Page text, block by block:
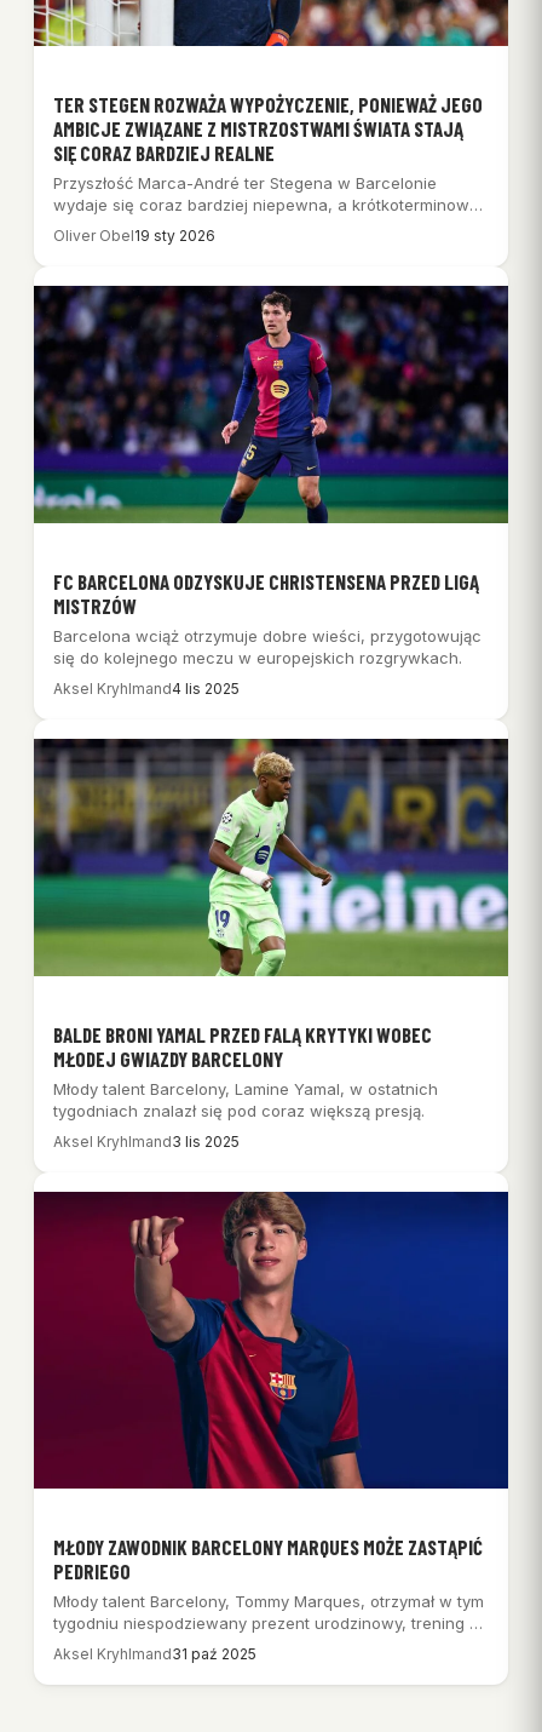
TER STEGEN ROZWAŻA WYPOŻYCZENIE, PONIEWAŻ JEGO
AMBICJE ZWIĄZANE Z MISTRZOSTWAMI ŚWIATA STAJĄ
SIĘ CORAZ BARDZIEJ REALNE
Przyszłość Marca-André ter Stegena w Barcelonie
wydaje się coraz bardziej niepewna, a krótkoterminowe
przenosiny w…
Oliver Obel19 sty 2026
FC BARCELONA ODZYSKUJE CHRISTENSENA PRZED LIGĄ
MISTRZÓW
Barcelona wciąż otrzymuje dobre wieści, przygotowując
się do kolejnego meczu w europejskich rozgrywkach.
Aksel Kryhlmand4 lis 2025
BALDE BRONI YAMAL PRZED FALĄ KRYTYKI WOBEC
MŁODEJ GWIAZDY BARCELONY
Młody talent Barcelony, Lamine Yamal, w ostatnich
tygodniach znalazł się pod coraz większą presją.
Aksel Kryhlmand3 lis 2025
MŁODY ZAWODNIK BARCELONY MARQUES MOŻE ZASTĄPIĆ
PEDRIEGO
Młody talent Barcelony, Tommy Marques, otrzymał w tym
tygodniu niespodziewany prezent urodzinowy, trening z
pierwszym…
Aksel Kryhlmand31 paź 2025